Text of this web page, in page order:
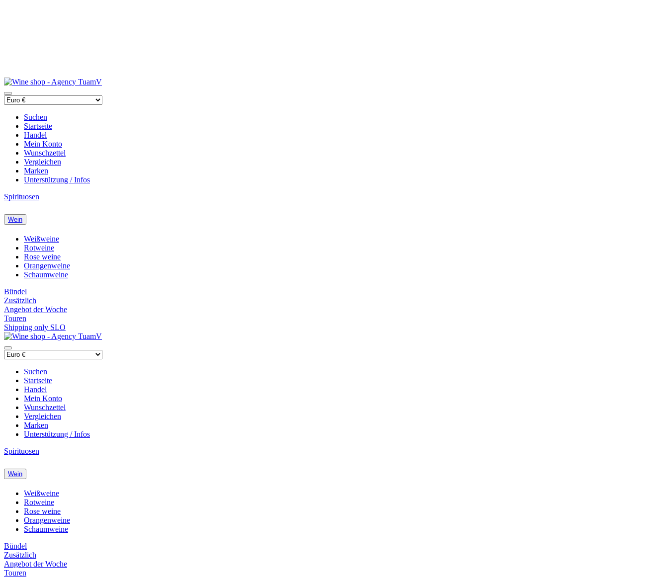
Suchen
Startseite
Handel
Mein Konto
Wunschzettel
Vergleichen
Marken
Unterstützung / Infos
Spirituosen
Wein
Weißweine
Rotweine
Rose weine
Orangenweine
Schaumweine
Bündel
Zusätzlich
Angebot der Woche
Touren
Shipping only SLO
Suchen
Startseite
Handel
Mein Konto
Wunschzettel
Vergleichen
Marken
Unterstützung / Infos
Spirituosen
Wein
Weißweine
Rotweine
Rose weine
Orangenweine
Schaumweine
Bündel
Zusätzlich
Angebot der Woche
Touren